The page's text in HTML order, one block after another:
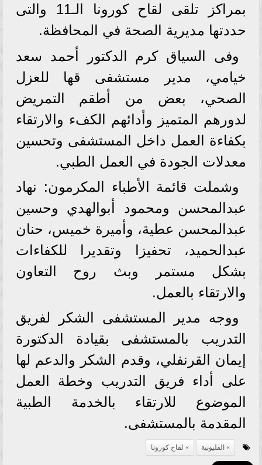
بمراكز تلقى لقاح كورونا الـ11 والتى
حددتها مديرية الصحة في المحافظة.
وفى السياق كرم الدكتور أحمد سعد
خيامي، مدير مستشفى قها للعزل
الصحي، بعض من أطقم التمريض
لدورهم المتميز وأدائهم الكفء والارتقاء
بكفاءة العمل داخل المستشفى وتحسين
معدلات الجودة في العمل الطبي.
وشملت قائمة الأطباء المكرمون: نهاد
عبدالمحسن ومحمود أبوالهدي وحسين
عبدالمحسن عطية، وأميرة خميس، حنان
عبدالحميد، تحفيزا وتقديرا للكفاءات
بشكل مستمر وبث روح التعاون
والارتقاء بالعمل.
ووجه مدير المستشفى الشكر لفريق
التدريب بالمستشفى بقيادة الدكتورة
إيمان القرنفلي، وقدم الشكر والدعم لها
على أداء فريق التدريب وخطة العمل
الموضوع للارتقاء بالخدمة الطبية
المقدمة بالمستشفى.
القليوبية لقاح كورونا